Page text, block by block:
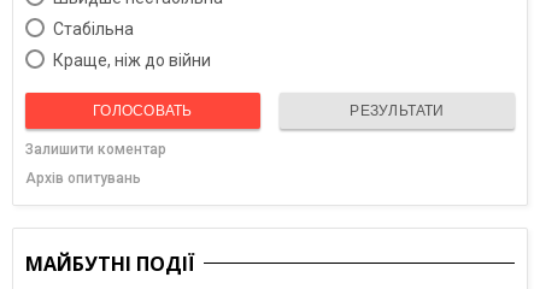
Cтабільна
Краще, ніж до війни
ГОЛОСОВАТЬ РЕЗУЛЬТАТИ
Залишити коментар
Архів опитувань
МАЙБУТНІ ПОДІЇ